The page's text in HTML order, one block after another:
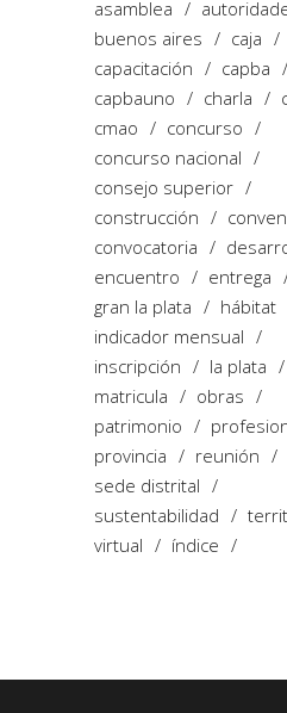
asamblea
buenos aires
caja
capacitación
capba
capbauno
charla
cmao
concurso
concurso nacional
consejo superior
construcción
convocatoria
encuentro
entrega
gran la plata
hábitat
indicador mensual
inscripción
la plata
matricula
obras
patrimonio
provincia
reunión
sede distrital
sustentabilidad
virtual
índice